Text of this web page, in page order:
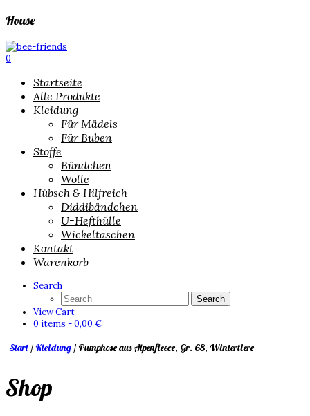
House
0
Startseite
Alle Produkte
Kleidung
Für Mädels
Für Buben
Stoffe
Bündchen
Wolle
Hübsch & Hilfreich
Diddibändchen
U-Hefthülle
Wickeltaschen
Kontakt
Warenkorb
Search
View Cart
0 items -0,00 €
Start / Kleidung / Pumphose aus Alpenfleece, Gr. 68, Wintertiere
Shop